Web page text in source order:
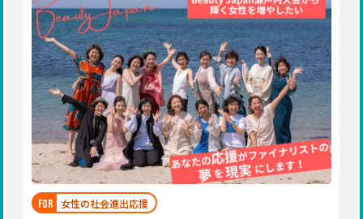
山梨
長野
岐阜
愛知
近畿
三重
滋賀
FOR 女性の社会進出応援